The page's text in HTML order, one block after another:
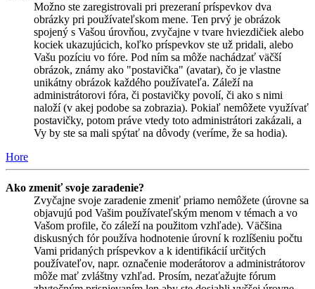
Možno ste zaregistrovali pri prezeraní príspevkov dva
obrázky pri používateľskom mene. Ten prvý je obrázok
spojený s Vašou úrovňou, zvyčajne v tvare hviezdičiek alebo
kociek ukazujúcich, koľko príspevkov ste už pridali, alebo
Vašu pozíciu vo fóre. Pod ním sa môže nachádzať väčší
obrázok, známy ako "postavička" (avatar), čo je vlastne
unikátny obrázok každého používateľa. Záleží na
administrátorovi fóra, či postavičky povolí, či ako s nimi
naloží (v akej podobe sa zobrazia). Pokiaľ nemôžete využívať
postavičky, potom práve vtedy toto administrátori zakázali, a
Vy by ste sa mali spýtať na dôvody (veríme, že sa hodia).
Hore
Ako zmeniť svoje zaradenie?
Zvyčajne svoje zaradenie zmeniť priamo nemôžete (úrovne sa
objavujú pod Vašim používateľským menom v témach a vo
Vašom profile, čo záleží na použitom vzhľade). Väčšina
diskusných fór používa hodnotenie úrovní k rozlíšeniu počtu
Vami pridaných príspevkov a k identifikácií určitých
používateľov, napr. označenie moderátorov a administrátorov
môže mať zvláštny vzhľad. Prosím, nezaťažujte fórum